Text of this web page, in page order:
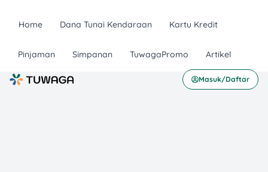
Home Dana Tunai Kendaraan Kartu Kredit
Pinjaman Simpanan TuwagaPromo Artikel
Masuk/Daftar